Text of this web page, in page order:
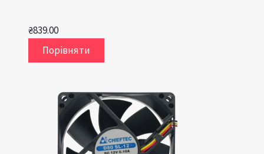
₴839.00
Порівняти